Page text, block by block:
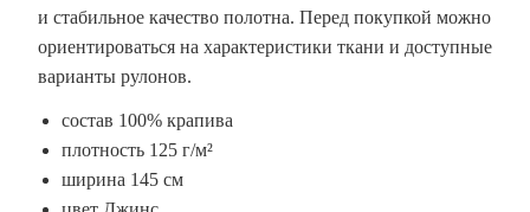
и стабильное качество полотна. Перед покупкой можно
ориентироваться на характеристики ткани и доступные
варианты рулонов.
состав 100% крапива
плотность 125 г/м²
ширина 145 см